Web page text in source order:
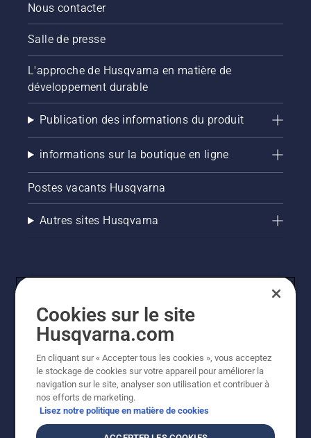
Nous contacter
Salle de presse
L'approche de Husqvarna en matière de
développement durable
Publication des informations du produit
informations sur la boutique en ligne
Postes vacants Husqvarna
Autres sites Husqvarna
© Husqvarna AB (publ). Tous droits réservés. Les prix
indiqués sont des prix de vente conseillés. Tous les prix
indiqués sont des prix de vente recommandés (TVA
incluse), sauf si le produit est disponible pour un achat
direct.
Cookies sur le site
Husqvarna.com
En cliquant sur « Accepter tous les cookies », vous acceptez
le stockage de cookies sur votre appareil pour améliorer la
navigation sur le site, analyser son utilisation et contribuer à
nos efforts de marketing.
Lisez notre politique en matière de cookies